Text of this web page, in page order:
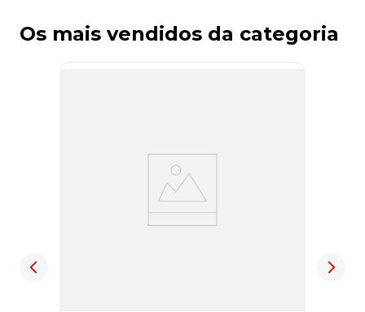
Os mais vendidos da categoria